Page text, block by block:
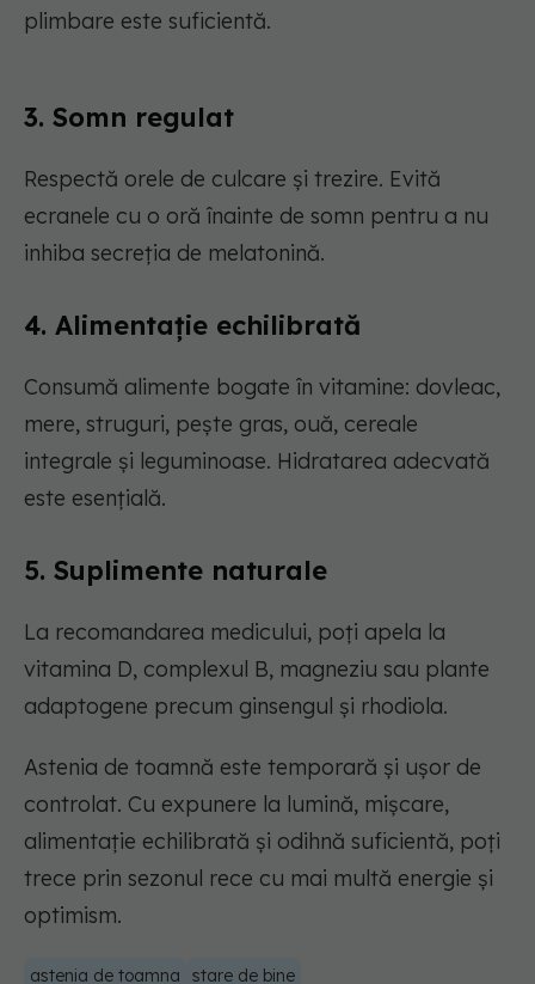
plimbare este suficientă.
3. Somn regulat
Respectă orele de culcare și trezire. Evită
ecranele cu o oră înainte de somn pentru a nu
inhiba secreția de melatonină.
4. Alimentație echilibrată
Consumă alimente bogate în vitamine: dovleac,
mere, struguri, pește gras, ouă, cereale
integrale și leguminoase. Hidratarea adecvată
este esențială.
5. Suplimente naturale
La recomandarea medicului, poți apela la
vitamina D, complexul B, magneziu sau plante
adaptogene precum ginsengul și rhodiola.
Astenia de toamnă este temporară și ușor de
controlat. Cu expunere la lumină, mișcare,
alimentație echilibrată și odihnă suficientă, poți
trece prin sezonul rece cu mai multă energie și
optimism.
astenia de toamna stare de bine